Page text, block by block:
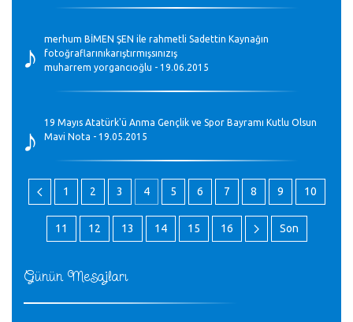
Günün Mesajları
♪
merhum BİMEN ŞEN ile rahmetli Sadettin Kaynağın
fotoğraflarınıkarıştırmışsınızış
muharrem yorgancıoğlu - 19.06.2015
♪
19 Mayıs Atatürk'ü Anma Gençlik ve Spor Bayramı Kutlu Olsun
Mavi Nota - 19.05.2015
1 2 3 4 5 6 7 8 9 10
11 12 13 14 15 16 Son